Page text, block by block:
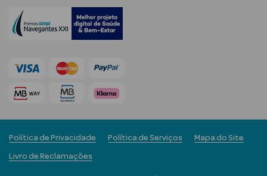
Ver Tudo
Cosmética
Hidratantes
Séruns Faciais
Anti-
Política de Privacidade Política de Serviços Mapa do Site
Livro de Reclamações